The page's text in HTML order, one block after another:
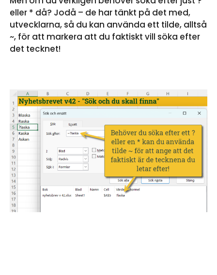
eller * då? Jodå – de har tänkt på det med,
utvecklarna, så du kan använda ett tilde, alltså
~, för att markera att du faktiskt vill söka efter
det tecknet!